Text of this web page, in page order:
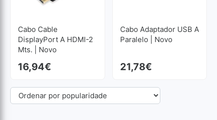
Cabo Cable
DisplayPort A HDMI-2
Mts. | Novo
16,94€
Cabo Adaptador USB A
Paralelo | Novo
21,78€